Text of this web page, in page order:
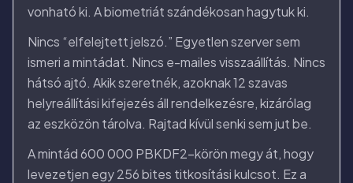
vonható ki. A biometriát szándékosan hagytuk ki.
Nincs “elfelejtett jelszó.” Egyetlen szerver sem
ismeri a mintádat. Nincs e-mailes visszaállítás. Nincs
hátsó ajtó. Akik szeretnék, azoknak 12 szavas
helyreállítási kifejezés áll rendelkezésre, kizárólag
az eszközön tárolva. Rajtad kívül senki sem jut be.
A mintád 600 000 PBKDF2-körön megy át, hogy
levezetjen egy 256 bites titkosítási kulcsot. Ez a